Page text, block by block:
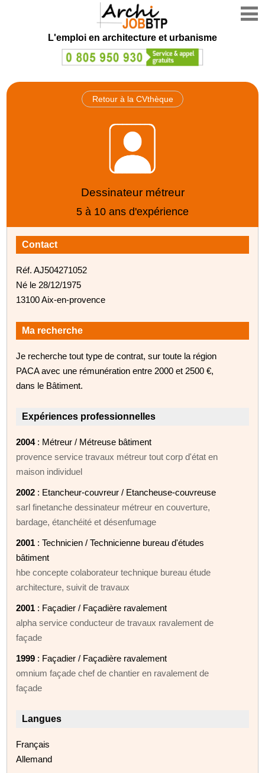
L'emploi en architecture et urbanisme
Retour à la CVthèque
Dessinateur métreur
5 à 10 ans d'expérience
Contact
Réf. AJ504271052
Né le 28/12/1975
13100 Aix-en-provence
Ma recherche
Je recherche tout type de contrat, sur toute la région
PACA avec une rémunération entre 2000 et 2500 €,
dans le Bâtiment.
Expériences professionnelles
2004: Métreur / Métreuse bâtiment
provence service travaux métreur tout corp d'état en
maison individuel
2002 : Etancheur-couvreur / Etancheuse-couvreuse
sarl finetanche dessinateur métreur en couverture,
bardage, étanchéité et désenfumage
2001 : Technicien / Technicienne bureau d'études
bâtiment
hbe concepte colaborateur technique bureau étude
architecture, suivit de travaux
2001 : Façadier / Façadière ravalement
alpha service conducteur de travaux ravalement de
façade
1999 : Façadier / Façadière ravalement
omnium façade chef de chantier en ravalement de
façade
Langues
Français
Allemand